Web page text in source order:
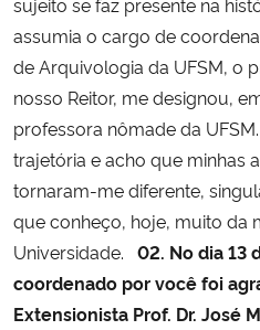
assumia o cargo de
de Arquivologia da UFSM, o
nosso Reitor, me designou,
professora nômade da
trajetória e acho que minhas
tornaram-me diferente,
que conheço, hoje, muito da
Universidade. 02. No dia 13
coordenado por você foi
Extensionista Prof. Dr. José